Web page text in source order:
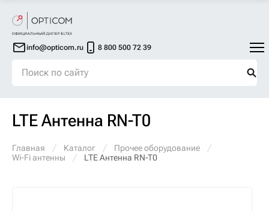
info@opticom.ru 8 800 500 72 39
LTE Антенна RN-T0
Главная Каталог
Прочее оборудование
Wi-Fi антенны
LTE Антенна RN-T0